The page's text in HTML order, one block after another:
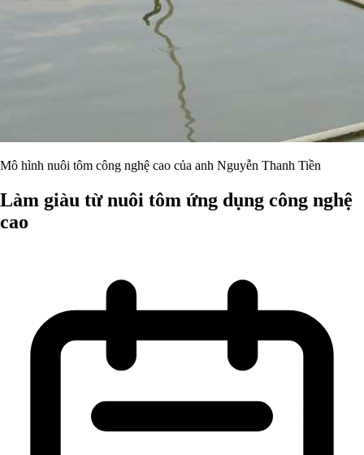
Mô hình nuôi tôm công nghệ cao của anh Nguyễn Thanh Tiền
Làm giàu từ nuôi tôm ứng dụng công nghệ
cao